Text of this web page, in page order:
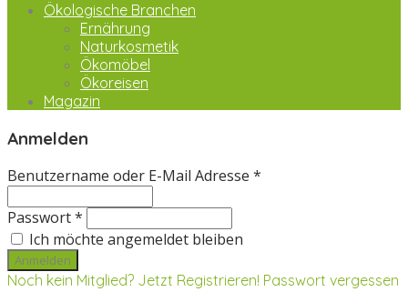
Ökologische Branchen
Ernährung
Naturkosmetik
Ökomöbel
Ökoreisen
Magazin
Anmelden
Benutzername oder E-Mail Adresse *
Passwort *
Ich möchte angemeldet bleiben
Noch kein Mitglied? Jetzt Registrieren! Passwort vergessen